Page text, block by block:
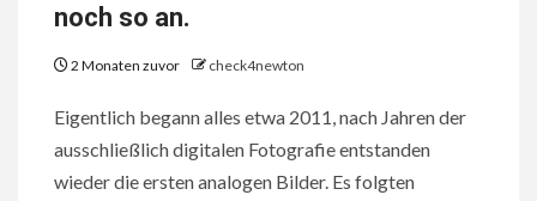
noch so an.
2 Monaten zuvor check4newton
Eigentlich begann alles etwa 2011, nach Jahren der
ausschließlich digitalen Fotografie entstanden
wieder die ersten analogen Bilder. Es folgten